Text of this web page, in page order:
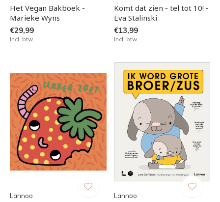
Het Vegan Bakboek -
Marieke Wyns
€29,99
Incl. btw
Komt dat zien - tel tot 10! -
Eva Stalinski
€13,99
Incl. btw
Lannoo Lannoo